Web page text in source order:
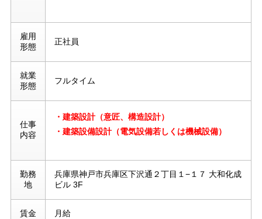
雇用
形態
正社員
就業
形態
フルタイム
仕事
内容
・建築設計（意匠、 構造設計）
・建築設備設計（電気設備若しくは機械設備）
勤務
地
兵庫県神戸市兵庫区下沢通２丁目１−１７ 大和化成
ビル 3F
賃金 月給